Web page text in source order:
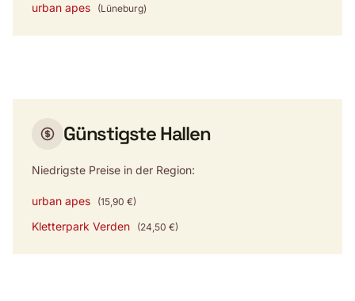
urban apes (Lüneburg)
Günstigste Hallen
Niedrigste Preise in der Region:
urban apes (15,90 €)
Kletterpark Verden (24,50 €)